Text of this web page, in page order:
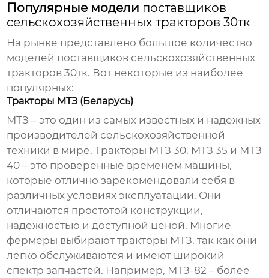
Популярные модели поставщиков
сельскохозяйственных тракторов 30тк
На рынке представлено большое количество
моделей поставщиков сельскохозяйственных
тракторов 30тк. Вот некоторые из наиболее
популярных:
Тракторы МТЗ (Беларусь)
МТЗ – это один из самых известных и надежных
производителей сельскохозяйственной
техники в мире. Тракторы МТЗ 30, МТЗ 35 и МТЗ
40 – это проверенные временем машины,
которые отлично зарекомендовали себя в
различных условиях эксплуатации. Они
отличаются простотой конструкции,
надежностью и доступной ценой. Многие
фермеры выбирают тракторы МТЗ, так как они
легко обслуживаются и имеют широкий
спектр запчастей. Например, МТЗ-82 – более